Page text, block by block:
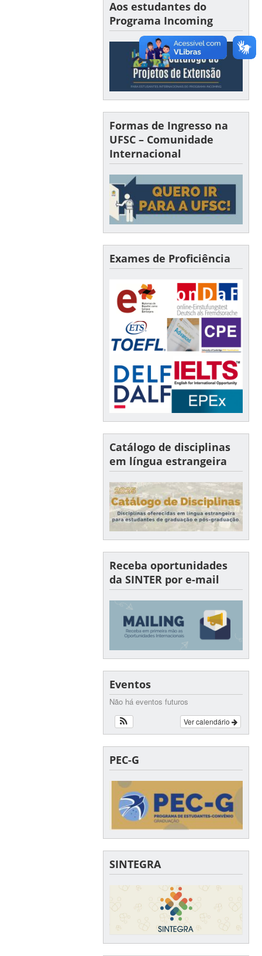
Aos estudantes do
Programa Incoming
Formas de Ingresso na
UFSC – Comunidade
Internacional
Exames de Proficiência
Catálogo de disciplinas
em língua estrangeira
Receba oportunidades
da SINTER por e-mail
Eventos
Não há eventos futuros
Ver calendário
PEC-G
SINTEGRA